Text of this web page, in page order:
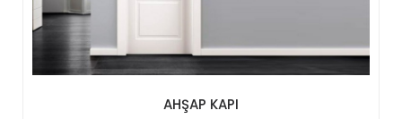
AHŞAP KAPI